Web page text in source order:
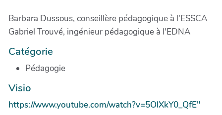
Barbara Dussous, conseillère pédagogique à l'ESSCA
Gabriel Trouvé, ingénieur pédagogique à l'EDNA
Catégorie
Pédagogie
Visio
https://www.youtube.com/watch?v=5OlXkY0_QfE"